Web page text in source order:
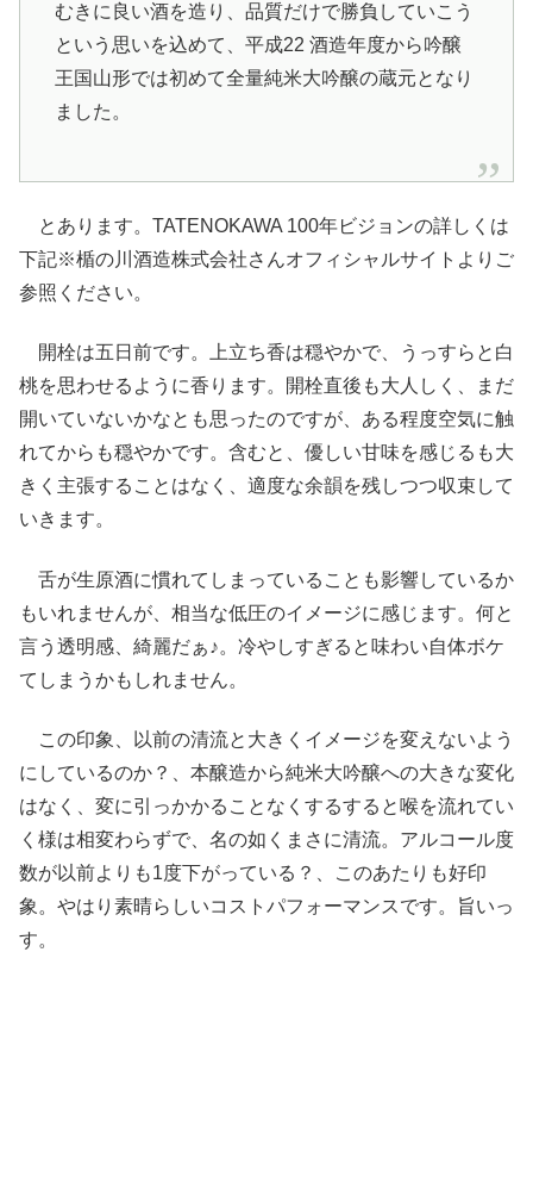
むきに良い酒を造り、品質だけで勝負していこう
という思いを込めて、平成22 酒造年度から吟醸
王国山形では初めて全量純米大吟醸の蔵元となり
ました。
とあります。TATENOKAWA 100年ビジョンの詳しくは
下記※楯の川酒造株式会社さんオフィシャルサイトよりご
参照ください。
開栓は五日前です。上立ち香は穏やかで、うっすらと白
桃を思わせるように香ります。開栓直後も大人しく、まだ
開いていないかなとも思ったのですが、ある程度空気に触
れてからも穏やかです。含むと、優しい甘味を感じるも大
きく主張することはなく、適度な余韻を残しつつ収束して
いきます。
舌が生原酒に慣れてしまっていることも影響しているか
もいれませんが、相当な低圧のイメージに感じます。何と
言う透明感、綺麗だぁ♪。冷やしすぎると味わい自体ボケ
てしまうかもしれません。
この印象、以前の清流と大きくイメージを変えないよう
にしているのか？、本醸造から純米大吟醸への大きな変化
はなく、変に引っかかることなくするすると喉を流れてい
く様は相変わらずで、名の如くまさに清流。アルコール度
数が以前よりも1度下がっている？、このあたりも好印
象。やはり素晴らしいコストパフォーマンスです。旨いっ
す。